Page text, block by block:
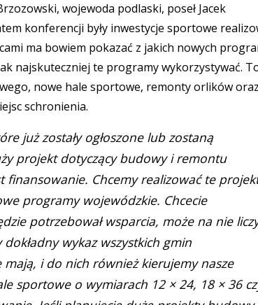
wojewoda podlaski, poseł Jacek
konferencji były inwestycje sportowe
ma bowiem pokazać z jakich nowych
najskuteczniej te programy wykorzystywać.
nowe hale sportowe, remonty orlików oraz
schronienia.
już zostały ogłoszone lub zostaną
projekt dotyczący budowy i remontu
finansowanie. Chcemy realizować te
programy wojewódzkie. Chcecie
potrzebował wsparcia, może na nie
wykaz wszystkich gmin
i do nich również kierujemy nasze
sportowe o wymiarach 12 × 24, 18 × 36